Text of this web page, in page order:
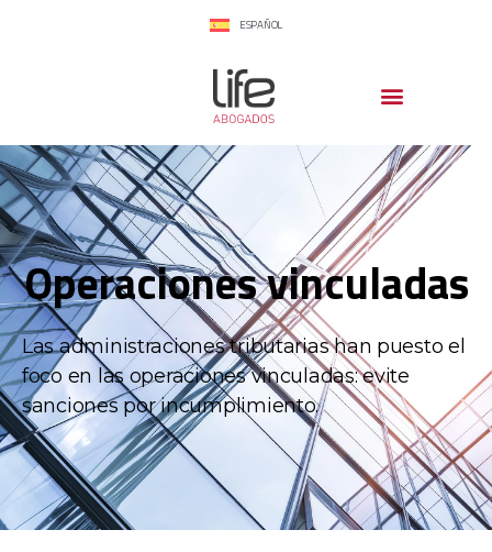
ESPAÑOL
Operaciones vinculadas
Las administraciones tributarias han puesto el
foco en las operaciones vinculadas: evite
sanciones por incumplimiento.